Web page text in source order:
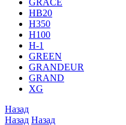
HB20
H350
H100
H-1
GREEN
GRANDEUR
GRAND
XG
Назад
Назад Назад